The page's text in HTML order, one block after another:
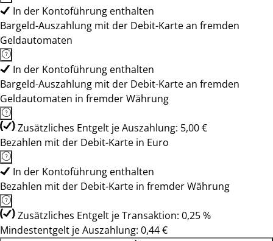
In der Kontoführung enthalten
Bargeld-Auszahlung mit der Debit-Karte an fremden
Geldautomaten
In der Kontoführung enthalten
Bargeld-Auszahlung mit der Debit-Karte an fremden
Geldautomaten in fremder Währung
Zusätzliches Entgelt je Auszahlung: 5,00 €
Bezahlen mit der Debit-Karte in Euro
In der Kontoführung enthalten
Bezahlen mit der Debit-Karte in fremder Währung
Zusätzliches Entgelt je Transaktion: 0,25 %
Mindestentgelt je Auszahlung: 0,44 €